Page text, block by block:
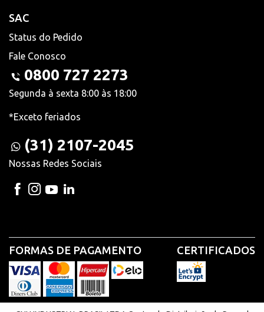
SAC
Status do Pedido
Fale Conosco
0800 727 2273
Segunda à sexta 8:00 às 18:00
*Exceto feriados
(31) 2107-2045
Nossas Redes Sociais
FORMAS DE PAGAMENTO CERTIFICADOS